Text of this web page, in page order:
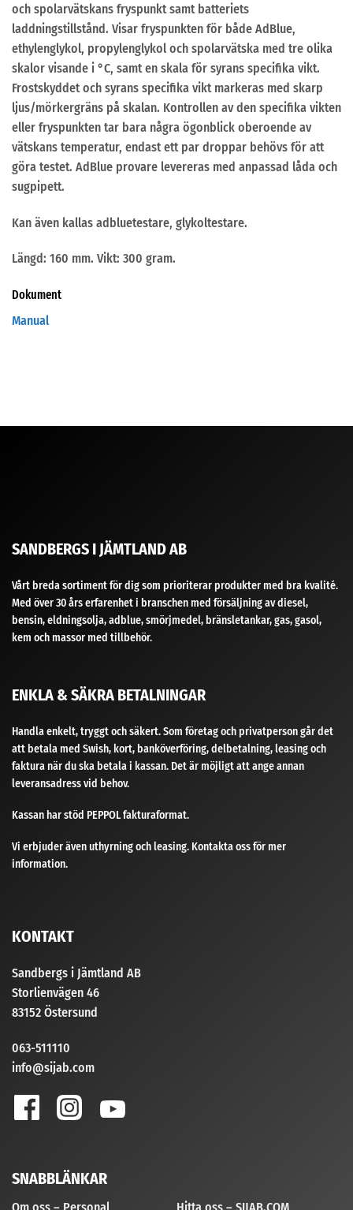
och spolarvätskans fryspunkt samt batteriets
laddningstillstånd. Visar fryspunkten för både AdBlue,
ethylenglykol, propylenglykol och spolarvätska med tre olika
skalor visande i °C, samt en skala för syrans specifika vikt.
Frostskyddet och syrans specifika vikt markeras med skarp
ljus/mörkergräns på skalan. Kontrollen av den specifika vikten
eller fryspunkten tar bara några ögonblick oberoende av
vätskans temperatur, endast ett par droppar behövs för att
göra testet. AdBlue provare levereras med anpassad låda och
sugpipett.
Kan även kallas adbluetestare, glykoltestare.
Längd: 160 mm. Vikt: 300 gram.
Dokument
Manual
SANDBERGS I JÄMTLAND AB
Vårt breda sortiment för dig som prioriterar produkter med bra kvalité.
Med över 30 års erfarenhet i branschen med försäljning av diesel,
bensin, eldningsolja, adblue, smörjmedel, bränsletankar, gas, gasol,
kem och massor med tillbehör.
ENKLA & SÄKRA BETALNINGAR
Handla enkelt, tryggt och säkert. Som företag och privatperson går det
att betala med Swish, kort, banköverföring, delbetalning, leasing och
faktura när du ska betala i kassan. Det är möjligt att ange annan
leveransadress vid behov.
Kassan har stöd PEPPOL fakturaformat.
Vi erbjuder även uthyrning och leasing. Kontakta oss för mer
information.
KONTAKT
Sandbergs i Jämtland AB
Storlienvägen 46
83152 Östersund
063-511110
info@sijab.com
SNABBLÄNKAR